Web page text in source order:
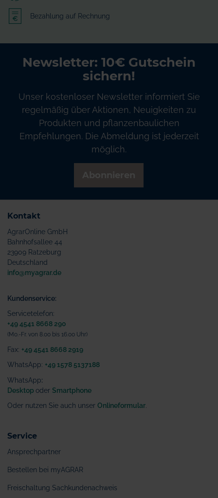
Bezahlung auf Rechnung
Newsletter: 10€ Gutschein
sichern!
Unser kostenloser Newsletter informiert Sie
regelmäßig über Aktionen, Neuigkeiten zu
Produkten und pflanzenbaulichen
Empfehlungen. Die Abmeldung ist jederzeit
möglich.
Kontakt
AgrarOnline GmbH
Bahnhofsallee 44
23909 Ratzeburg
Deutschland
info@myagrar.de
Kundenservice:
Servicetelefon:
+49 4541 8668 290
(Mo.-Fr. von 8.00 bis 16.00 Uhr)
Fax: +49 4541 8668 2919
WhatsApp: +49 1578 5137188
WhatsApp:
Desktop oder Smartphone
Oder nutzen Sie auch unser Onlineformular
Service
Ansprechpartner
Bestellen bei myAGRAR
Freischaltung Sachkundenachweis